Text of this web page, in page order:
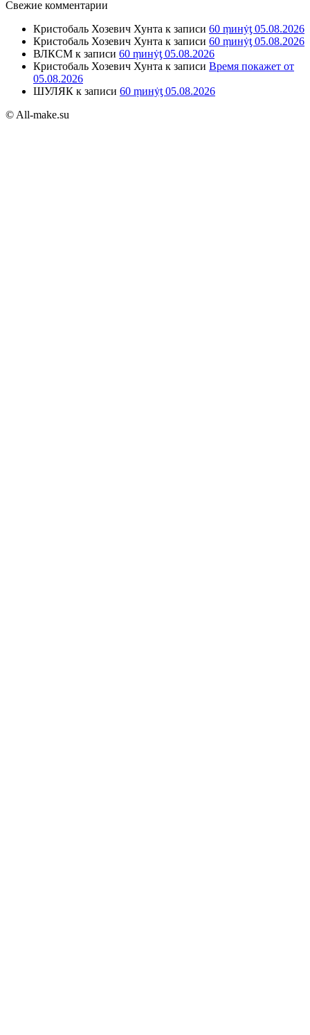
Свежие комментарии
Кристобаль Хозевич Хунта к записи 60 ṃинẏƫ 05.08.2026
Кристобаль Хозевич Хунта к записи 60 ṃинẏƫ 05.08.2026
ВЛКСМ к записи 60 ṃинẏƫ 05.08.2026
Кристобаль Хозевич Хунта к записи Время покажет от
05.08.2026
ШУЛЯК к записи 60 ṃинẏƫ 05.08.2026
© All-make.su